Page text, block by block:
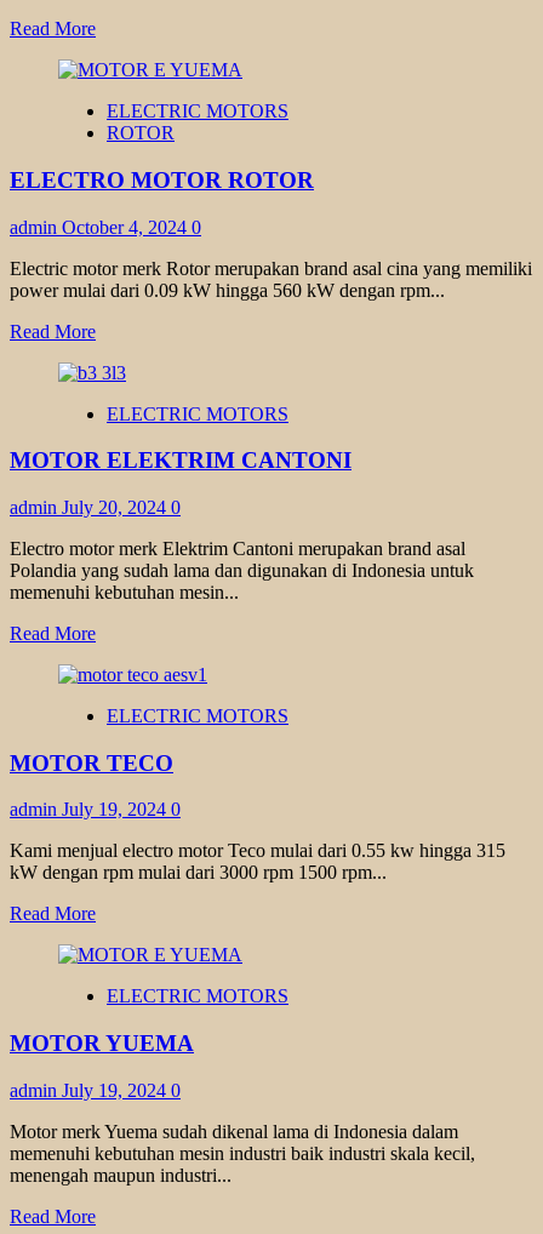
Read MoreRead
about
BRAKE
ROTOR
ELECTRIC MOTORS
ROTOR
ELECTRO MOTOR ROTOR
admin October 4, 2024 0
Electric motor merk Rotor merupakan brand asal cina yang memiliki
power mulai dari 0.09 kW hingga 560 kW dengan rpm...
Read MoreRead
about
MOTOR
ELECTRIC MOTORS
MOTOR ELEKTRIM CANTONI
admin July 20, 2024 0
Electro motor merk Elektrim Cantoni merupakan brand asal
Polandia yang sudah lama dan digunakan di Indonesia untuk
memenuhi kebutuhan mesin...
Read MoreRead
about
ELEKTRIM
ELECTRIC MOTORS
MOTOR TECO
admin July 19, 2024 0
Kami menjual electro motor Teco mulai dari 0.55 kw hingga 315
kW dengan rpm mulai dari 3000 rpm 1500 rpm...
Read MoreRead
about
TECO
ELECTRIC MOTORS
MOTOR YUEMA
admin July 19, 2024 0
Motor merk Yuema sudah dikenal lama di Indonesia dalam
memenuhi kebutuhan mesin industri baik industri skala kecil,
menengah maupun industri...
Read MoreRead